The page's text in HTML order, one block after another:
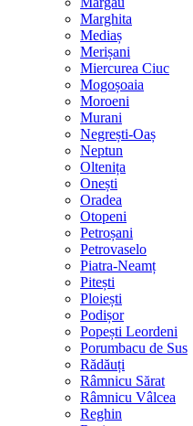
Marghita
Mediaș
Merișani
Miercurea Ciuc
Mogoșoaia
Moroeni
Murani
Negrești-Oaș
Neptun
Oltenița
Onești
Oradea
Otopeni
Petroșani
Petrovaselo
Piatra-Neamț
Pitești
Ploiești
Podișor
Popești Leordeni
Porumbacu de Sus
Rădăuți
Râmnicu Sărat
Râmnicu Vâlcea
Reghin